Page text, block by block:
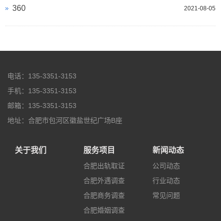
2021-08-05
360
电话：135-3351-3153
手机：135-3351-3153
邮箱：135-3351-3153
地址：合肥市包河区徽盐世纪广场B座
关于我们 服务项目
合肥出轨取证
合肥外遇调查
合肥商务调查
合肥婚姻调查
新闻动态
公司动态
行业动态
常见问题